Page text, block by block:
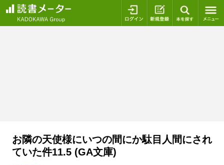
ログイン 新規登録
お隣の天使様にいつの間にか駄目人間にされ
ていた件11.5 (GA文庫)